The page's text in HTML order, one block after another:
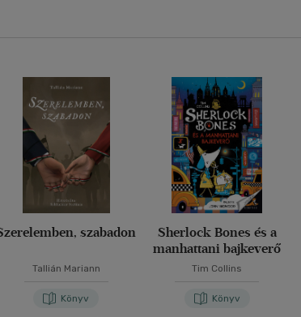
szabadon
Tallián Mariann
Könyv
Sherlock Bones és a
manhattani bajkeverő
Tim Collins
Könyv